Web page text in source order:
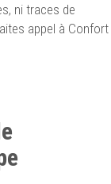
ni traces de
appel à Confort